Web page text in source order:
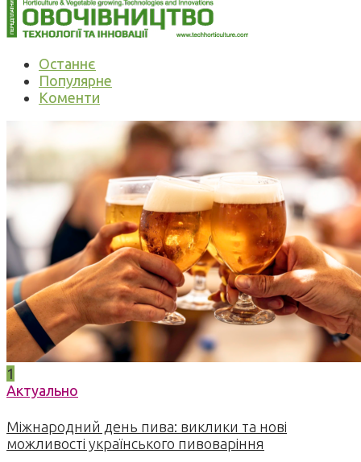
Останнє
Популярне
Коменти
1
Актуально
Міжнародний день пива: виклики та нові
можливості українського пивоваріння